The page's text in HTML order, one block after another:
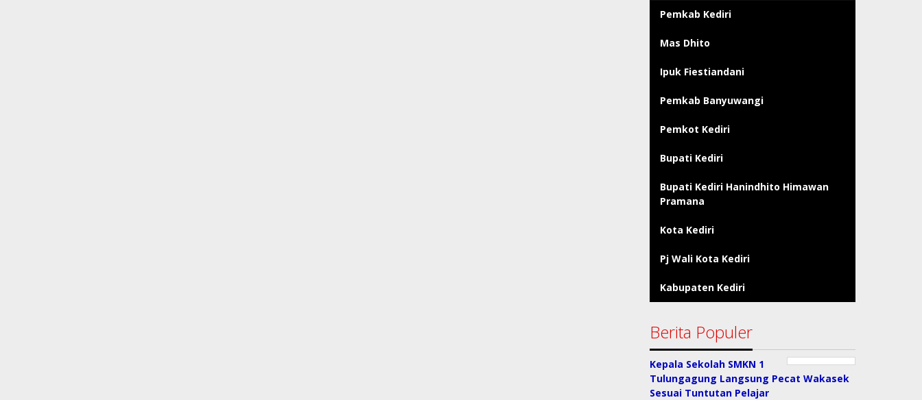
Pemkab Kediri
Mas Dhito
Ipuk Fiestiandani
Pemkab Banyuwangi
Pemkot Kediri
Bupati Kediri
Bupati Kediri Hanindhito Himawan
Pramana
Kota Kediri
Pj Wali Kota Kediri
Kabupaten Kediri
Berita Populer
Kepala Sekolah SMKN 1
Tulungagung Langsung Pecat Wakasek
Sesuai Tuntutan Pelajar